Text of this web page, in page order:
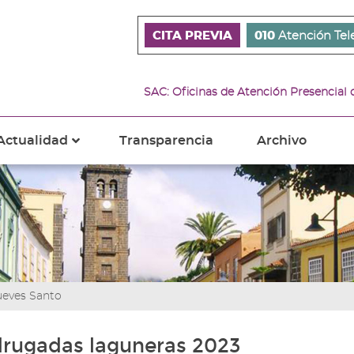
CITA PREVIA 010 Atención
SAC: Oficinas de Atención
Transparencia Archivo
Santo
laguneras 2023